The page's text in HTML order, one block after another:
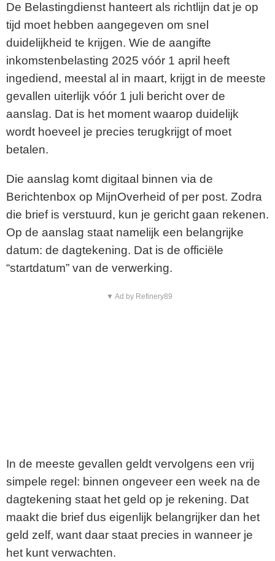
De Belastingdienst hanteert als richtlijn dat je op
tijd moet hebben aangegeven om snel
duidelijkheid te krijgen. Wie de aangifte
inkomstenbelasting 2025 vóór 1 april heeft
ingediend, meestal al in maart, krijgt in de meeste
gevallen uiterlijk vóór 1 juli bericht over de
aanslag. Dat is het moment waarop duidelijk
wordt hoeveel je precies terugkrijgt of moet
betalen.
Die aanslag komt digitaal binnen via de
Berichtenbox op MijnOverheid of per post. Zodra
die brief is verstuurd, kun je gericht gaan rekenen.
Op de aanslag staat namelijk een belangrijke
datum: de dagtekening. Dat is de officiële
“startdatum” van de verwerking.
▼ Ad by Refinery89
In de meeste gevallen geldt vervolgens een vrij
simpele regel: binnen ongeveer een week na de
dagtekening staat het geld op je rekening. Dat
maakt die brief dus eigenlijk belangrijker dan het
geld zelf, want daar staat precies in wanneer je
het kunt verwachten.